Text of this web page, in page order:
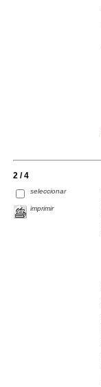
2 / 4
seleccionar
imprimir